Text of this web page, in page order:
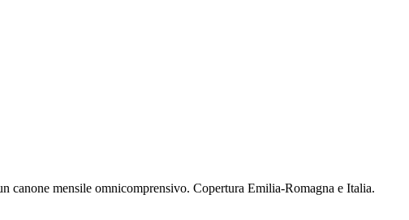
canone mensile omnicomprensivo. Copertura Emilia-Romagna e Italia.